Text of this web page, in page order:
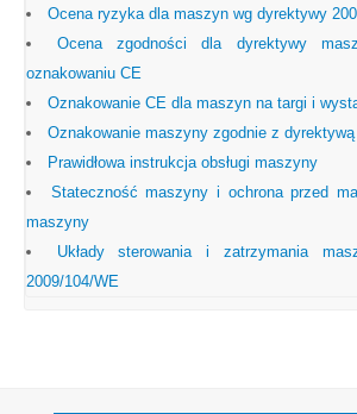
Ocena ryzyka dla maszyn wg dyrektywy
Ocena zgodności dla dyrektywy
oznakowaniu CE
Oznakowanie CE dla maszyn na targi i
Oznakowanie maszyny zgodnie z
Prawidłowa instrukcja obsługi maszyny
Stateczność maszyny i ochrona przed
maszyny
Układy sterowania i zatrzymania
2009/104/WE